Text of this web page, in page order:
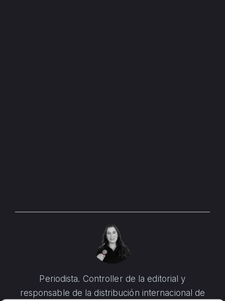
Periodista. Controller de la editorial y
responsable de la distribución internacional de